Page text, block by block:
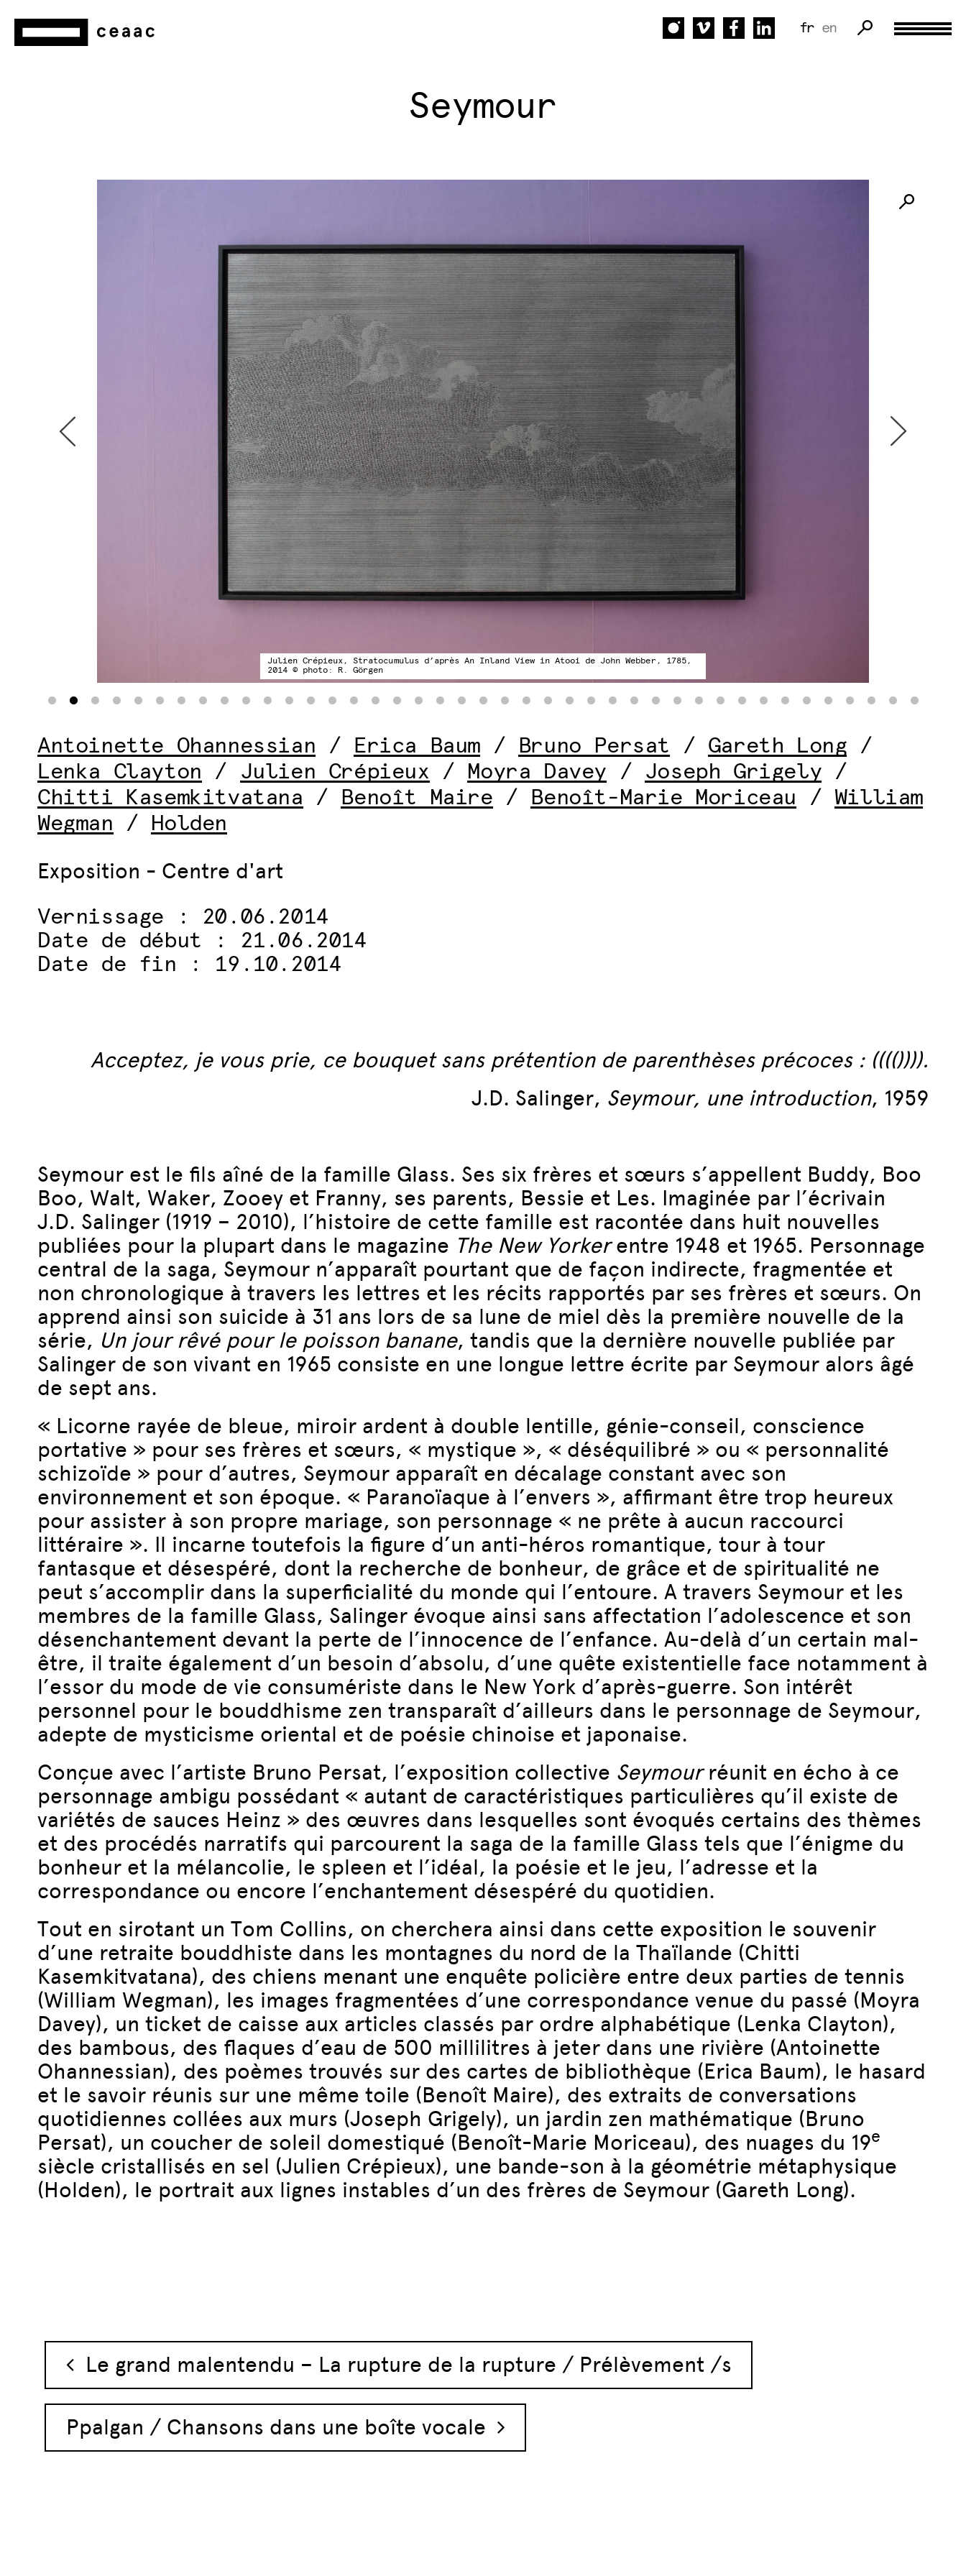
fr en
Seymour
Julien Crépieux, Stratocumulus d’après An Inland View in Atooi de John Webber, 1785,
2014 © photo: R. Görgen
Antoinette Ohannessian / Erica Baum / Bruno Persat / Gareth Long /
Lenka Clayton / Julien Crépieux / Moyra Davey / Joseph Grigely /
Chitti Kasemkitvatana / Benoît Maire / Benoît-Marie Moriceau / William
Wegman / Holden
Exposition - Centre d'art
Vernissage : 20.06.2014
Date de début : 21.06.2014
Date de fin : 19.10.2014
Acceptez, je vous prie, ce bouquet sans prétention de parenthèses précoces : (((()))).
J.D. Salinger, Seymour, une introduction, 1959
Seymour est le fils aîné de la famille Glass. Ses six frères et sœurs s’appellent Buddy, Boo
Boo, Walt, Waker, Zooey et Franny, ses parents, Bessie et Les. Imaginée par l’écrivain
J.D. Salinger (1919 – 2010), l’histoire de cette famille est racontée dans huit nouvelles
publiées pour la plupart dans le magazine The New Yorkerentre 1948 et 1965. Personnage
central de la saga, Seymour n’apparaît pourtant que de façon indirecte, fragmentée et
non chronologique à travers les lettres et les récits rapportés par ses frères et sœurs. On
apprend ainsi son suicide à 31 ans lors de sa lune de miel dès la première nouvelle de la
série, Un jour rêvé pour le poisson banane, tandis que la dernière nouvelle publiée par
Salinger de son vivant en 1965 consiste en une longue lettre écrite par Seymour alors âgé
de sept ans.
« Licorne rayée de bleue, miroir ardent à double lentille, génie-conseil, conscience
portative » pour ses frères et sœurs, « mystique », « déséquilibré » ou « personnalité
schizoïde » pour d’autres, Seymour apparaît en décalage constant avec son
environnement et son époque. « Paranoïaque à l’envers », affirmant être trop heureux
pour assister à son propre mariage, son personnage « ne prête à aucun raccourci
littéraire ». Il incarne toutefois la figure d’un anti-héros romantique, tour à tour
fantasque et désespéré, dont la recherche de bonheur, de grâce et de spiritualité ne
peut s’accomplir dans la superficialité du monde qui l’entoure. A travers Seymour et les
membres de la famille Glass, Salinger évoque ainsi sans affectation l’adolescence et son
désenchantement devant la perte de l’innocence de l’enfance. Au-delà d’un certain mal-
être, il traite également d’un besoin d’absolu, d’une quête existentielle face notamment à
l’essor du mode de vie consumériste dans le New York d’après-guerre. Son intérêt
personnel pour le bouddhisme zen transparaît d’ailleurs dans le personnage de Seymour,
adepte de mysticisme oriental et de poésie chinoise et japonaise.
Conçue avec l’artiste Bruno Persat, l’exposition collective Seymourréunit en écho à ce
personnage ambigu possédant « autant de caractéristiques particulières qu’il existe de
variétés de sauces Heinz » des œuvres dans lesquelles sont évoqués certains des thèmes
et des procédés narratifs qui parcourent la saga de la famille Glass tels que l’énigme du
bonheur et la mélancolie, le spleen et l’idéal, la poésie et le jeu, l’adresse et la
correspondance ou encore l’enchantement désespéré du quotidien.
Tout en sirotant un Tom Collins, on cherchera ainsi dans cette exposition le souvenir
d’une retraite bouddhiste dans les montagnes du nord de la Thaïlande (Chitti
Kasemkitvatana), des chiens menant une enquête policière entre deux parties de tennis
(William Wegman), les images fragmentées d’une correspondance venue du passé (Moyra
Davey), un ticket de caisse aux articles classés par ordre alphabétique (Lenka Clayton),
des bambous, des flaques d’eau de 500 millilitres à jeter dans une rivière (Antoinette
Ohannessian), des poèmes trouvés sur des cartes de bibliothèque (Erica Baum), le hasard
et le savoir réunis sur une même toile (Benoît Maire), des extraits de conversations
quotidiennes collées aux murs (Joseph Grigely), un jardin zen mathématique (Bruno
Persat), un coucher de soleil domestiqué (Benoît-Marie Moriceau), des nuages du 19e
siècle cristallisés en sel (Julien Crépieux), une bande-son à la géométrie métaphysique
(Holden), le portrait aux lignes instables d’un des frères de Seymour (Gareth Long).
Navigation des articles
Le grand malentendu – La rupture de la rupture / Prélèvement /s
Ppalgan / Chansons dans une boîte vocale